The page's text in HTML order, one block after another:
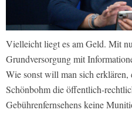
Vielleicht liegt es am Geld. Mit
Grundversorgung mit
Wie sonst will man sich erklären,
Schönbohm die öffentlich-
Gebührenfernsehens keine